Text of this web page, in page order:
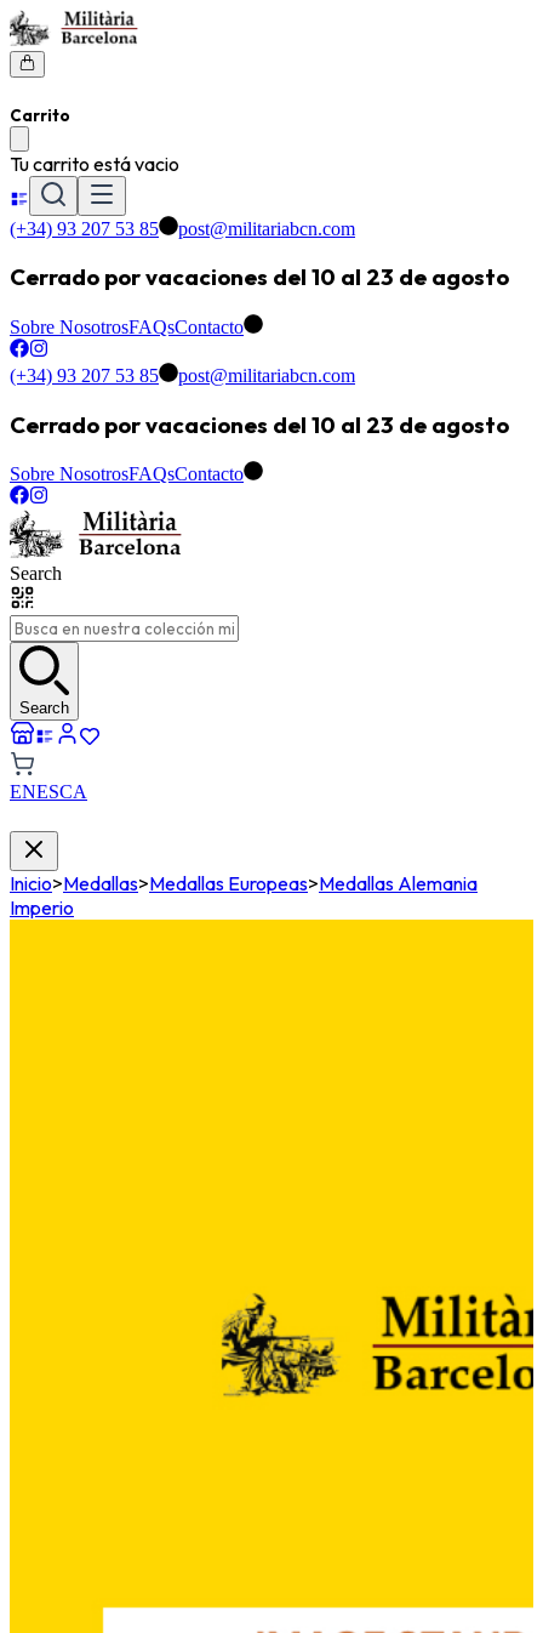
Carrito
Tu carrito está vacio
(+34) 93 207 53 85 post@militariabcn.com
Cerrado por vacaciones del 10 al 23 de agosto
Sobre NosotrosFAQsContacto
(+34) 93 207 53 85 post@militariabcn.com
Cerrado por vacaciones del 10 al 23 de agosto
Sobre NosotrosFAQsContacto
Search
Search
ENESCA
Inicio>Medallas>Medallas Europeas>Medallas Alemania
Imperio